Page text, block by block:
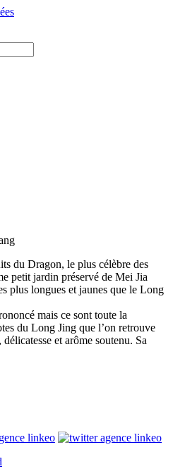
du Dragon, le plus célèbre des
petit jardin préservé de Mei Jia
plus longues et jaunes que le Long
mais ce sont toute la
du Long Jing que l’on retrouve
et arôme soutenu. Sa